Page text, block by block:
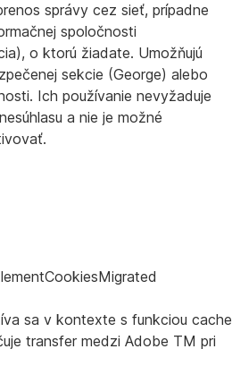
správy cez sieť, prípadne
spoločnosti
o ktorú žiadate. Umožňujú
sekcie (George) alebo
Ich používanie nevyžaduje
a nie je možné
sa v kontexte s funkciou cache
transfer medzi Adobe TM pri